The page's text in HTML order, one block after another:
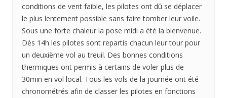
conditions de vent faible, les pilotes ont dû se déplacer
le plus lentement possible sans faire tomber leur voile.
Sous une forte chaleur la pose midi a été la bienvenue.
Dès 14h les pilotes sont repartis chacun leur tour pour
un deuxième vol au treuil. Des bonnes conditions
thermiques ont permis à certains de voler plus de
30min en vol local. Tous les vols de la journée ont été
chronométrés afin de classer les pilotes en fonctions